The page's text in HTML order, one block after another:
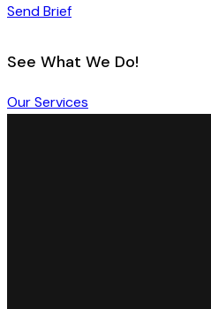
Send Brief
See What We Do!
Our Services